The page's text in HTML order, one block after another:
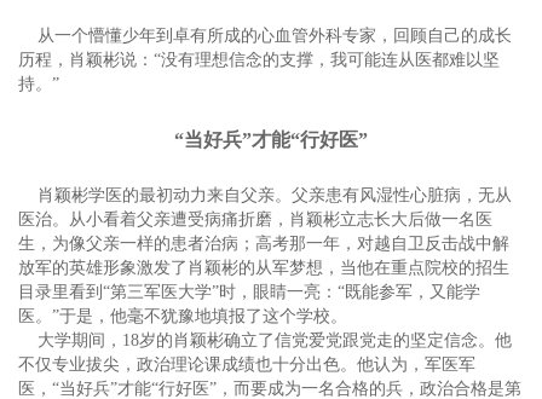
从一个懵懂少年到卓有所成的心血管外科专家，回顾自己的成长
历程，肖颖彬说：“没有理想信念的支撑，我可能连从医都难以坚
持。”
“当好兵”才能“行好医”
肖颖彬学医的最初动力来自父亲。父亲患有风湿性心脏病，无从
医治。从小看着父亲遭受病痛折磨，肖颖彬立志长大后做一名医
生，为像父亲一样的患者治病；高考那一年，对越自卫反击战中解
放军的英雄形象激发了肖颖彬的从军梦想，当他在重点院校的招生
目录里看到“第三军医大学”时，眼睛一亮：“既能参军，又能学
医。”于是，他毫不犹豫地填报了这个学校。
大学期间，18岁的肖颖彬确立了信党爱党跟党走的坚定信念。他
不仅专业拔尖，政治理论课成绩也十分出色。他认为，军医军
医，“当好兵”才能“行好医”，而要成为一名合格的兵，政治合格是第